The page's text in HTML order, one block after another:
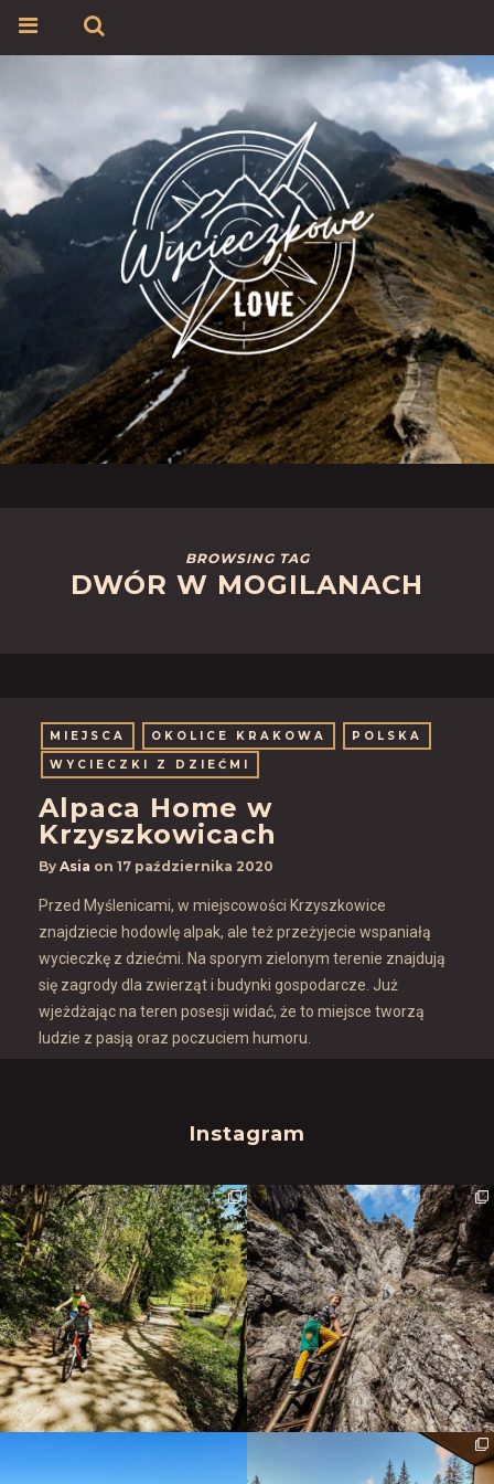
BROWSING TAG
DWÓR W MOGILANACH
MIEJSCA OKOLICE KRAKOWA
POLSKA
WYCIECZKI Z DZIEĆMI
Alpaca Home w
Krzyszkowicach
By Asia on 17 października 2020
Przed Myślenicami, w miejscowości Krzyszkowice
znajdziecie hodowlę alpak, ale też przeżyjecie wspaniałą
wycieczkę z dziećmi. Na sporym zielonym terenie znajdują
się zagrody dla zwierząt i budynki gospodarcze. Już
wjeżdżając na teren posesji widać, że to miejsce tworzą
ludzie z pasją oraz poczuciem humoru.
Instagram